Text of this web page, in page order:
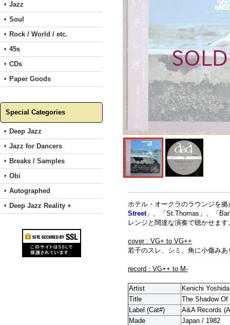
Jazz
Soul
Rock / World / etc.
45s
CDs
Paper Goods
Special Categories
Deep Jazz
Jazz for Dancers
Breaks / Samples
Obi
Autographed
Deep Jazz Reality +
ホテル・オークラのラウンジを
Street」、「St.Thomas」、「
レンジと闊達な演奏で聴かせます
cover : VG+ to VG++
若干のスレ、シミ、角に小傷み
record : VG++ to M-
Artist
Kenichi
Title
The Shadow Of
Label (Cat#)
A&A Records (
Made
Japan / 1982